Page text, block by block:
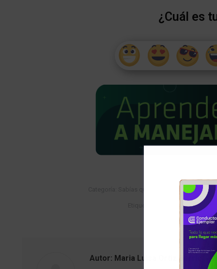
¿Cuál es
Maria Luisa
angie pangie
Autor: Maria Luisa Ortiz Berrio